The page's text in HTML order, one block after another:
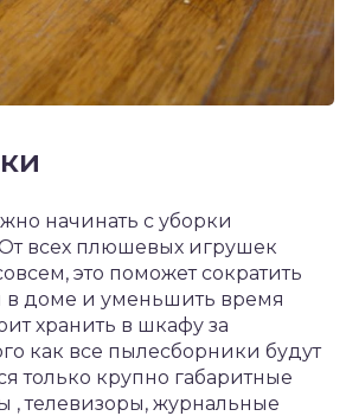
начинать с уборки
всех плюшевых игрушек
это поможет сократить
в доме и уменьшить время
хранить в шкафу за
как все пылесборники будут
только крупно габаритные
телевизоры, журнальные